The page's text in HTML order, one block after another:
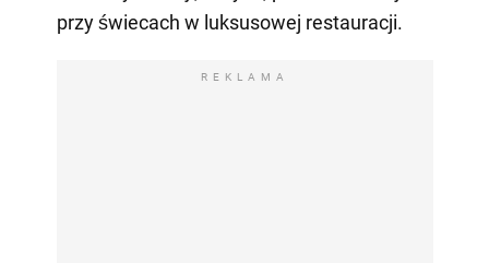
przy świecach w luksusowej restauracji.
REKLAMA